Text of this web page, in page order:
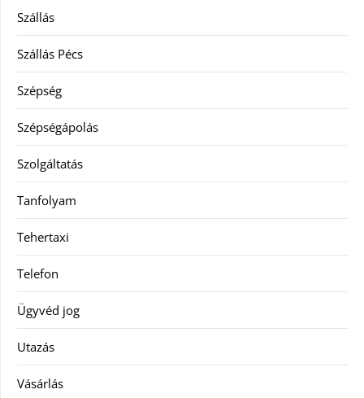
Szállás
Szállás Pécs
Szépség
Szépségápolás
Szolgáltatás
Tanfolyam
Tehertaxi
Telefon
Ügyvéd jog
Utazás
Vásárlás